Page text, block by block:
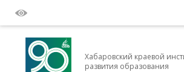
Хабаровский краевой
развития образования